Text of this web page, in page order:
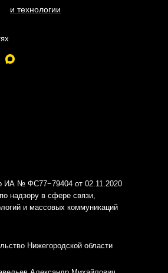
и технологии
ИА № ФС77−79404 от 02.11.2020
надзору в сфере связи,
и массовых коммуникаций
Нижегородской области